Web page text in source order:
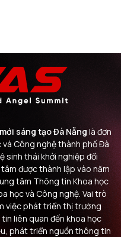
sáng tạo Đà Nẵng là đơn
Công nghệ thành phố Đà
sinh thái khởi nghiệp đổi
được thành lập vào năm
tâm Thông tin Khoa học
học và Công nghệ. Vai trò
việc phát triển thị trường
liên quan đến khoa học
phát triển nguồn thông tin